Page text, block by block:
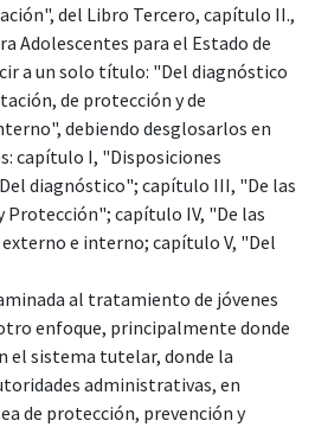
del Libro Tercero, capítulo II.,
Adolescentes para el Estado de
a un solo título: "Del diagnóstico
de protección y de
debiendo desglosarlos en
capítulo I, "Disposiciones
diagnóstico"; capítulo III, "De las
Protección"; capítulo IV, "De las
e interno; capítulo V, "Del
al tratamiento de jóvenes
enfoque, principalmente donde
el sistema tutelar, donde la
administrativas, en
de protección, prevención y